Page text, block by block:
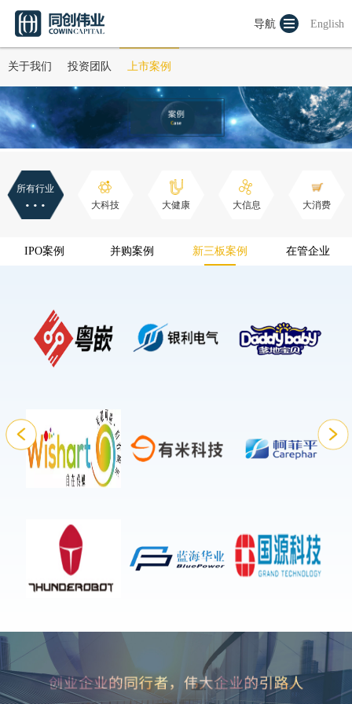
English
导航
关于我们 投资团队 上市案例
所有行业
··· 大科技 大健康 大信息 大消费
IPO案例 并购案例 新三板案例 在管企业